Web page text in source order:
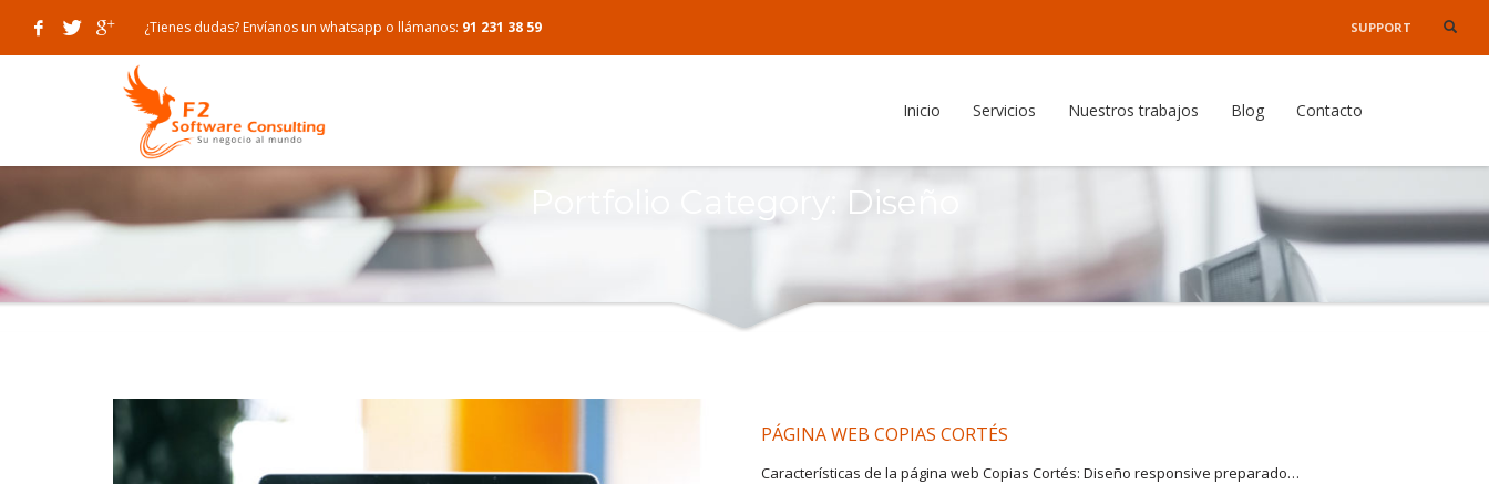
ZONA CLIENTES
Area de clientes
Solicita tu calendario de publicaciones y organizador de artículos
Soporte remoto, reuniones y videoconferencias
Traspaso de Dominios y Hosting a F2SC
Formulario de satisfacción del servicio al cliente
Intranet administración
¿Tienes dudas?Envíanos un whatsapp o llámanos: 91 231 38 59 SUPPORT
Inicio Servicios Nuestros trabajos Blog Contacto
Portfolio Category: Diseño
PÁGINA WEB COPIAS CORTÉS
Características de la página web Copias Cortés: Diseño responsive preparado…